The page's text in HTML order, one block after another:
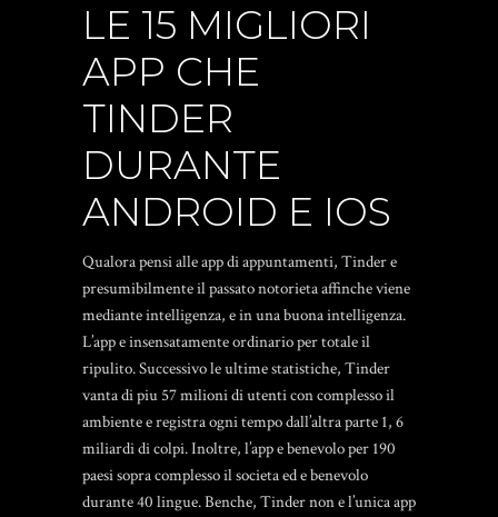
LE 15 MIGLIORI
APP CHE
TINDER
DURANTE
ANDROID E IOS
Qualora pensi alle app di appuntamenti, Tinder e
presumibilmente il passato notorieta affinche viene
mediante intelligenza, e in una buona intelligenza.
L’app e insensatamente ordinario per totale il
ripulito. Successivo le ultime statistiche, Tinder
vanta di piu 57 milioni di utenti con complesso il
ambiente e registra ogni tempo dall’altra parte 1, 6
miliardi di colpi.Inoltre, l’app e benevolo per 190
paesi sopra complesso il societa ed e benevolo
durante 40 lingue. Benche, Tinder non e l’unica app